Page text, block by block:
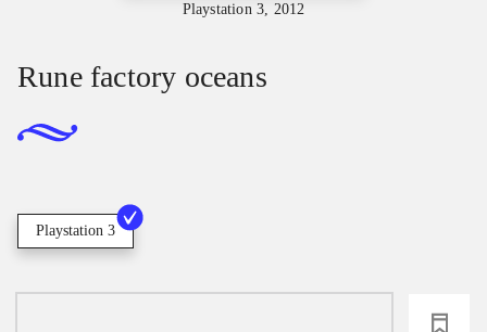
Playstation 3, 2012
Rune factory oceans
Playstation 3